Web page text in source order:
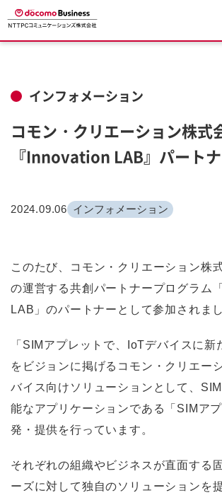
インフォメーション
コモン・クリエーション株式
『Innovation LAB』パート
2024.09.06 インフォメーション
このたび、コモン・クリエーション株
の運営する共創パートナープログラム
LAB」のパートナーとして参加されまし
「SIMアプレットで、IoTデバイスに新
をビジョンに掲げるコモン・クリエー
バイス向けソリューションとして、
能なアプリケーションである「SIMア
発・提供を行っています。
それぞれの組織やビジネスが直面する
ーズに対して独自のソリューションを